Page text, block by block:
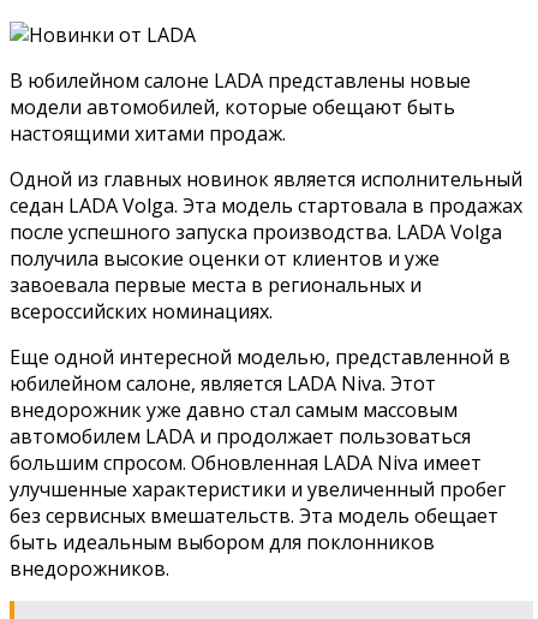
В юбилейном салоне LADA представлены новые
модели автомобилей, которые обещают быть
настоящими хитами продаж.
Одной из главных новинок является исполнительный
седан LADA Volga. Эта модель стартовала в продажах
после успешного запуска производства. LADA Volga
получила высокие оценки от клиентов и уже
завоевала первые места в региональных и
всероссийских номинациях.
Еще одной интересной моделью, представленной в
юбилейном салоне, является LADA Niva. Этот
внедорожник уже давно стал самым массовым
автомобилем LADA и продолжает пользоваться
большим спросом. Обновленная LADA Niva имеет
улучшенные характеристики и увеличенный пробег
без сервисных вмешательств. Эта модель обещает
быть идеальным выбором для поклонников
внедорожников.